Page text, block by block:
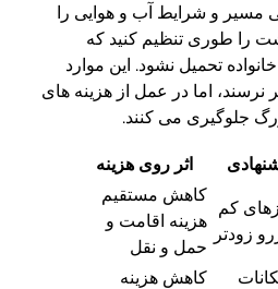
مسیر و شرایط آب و هوایی را
را طوری تنظیم کنید که
تحمیل نشود. این موارد
اما در عمل از هزینه های
جلوگیری می کنند.
اثر روی هزینه
کم
زودتر
کاهش مستقیم
هزینه اقامت و
حمل و نقل
کاهش هزینه